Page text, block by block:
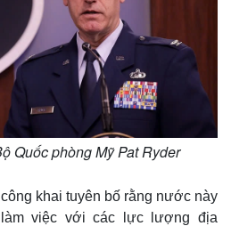
Quốc phòng Mỹ Pat Ryder
khai tuyên bố rằng nước này
việc với các lực lượng địa